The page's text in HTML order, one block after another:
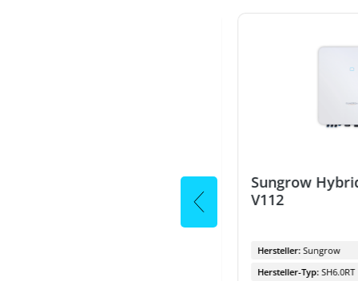
Sungrow
V112
Hersteller: Sungrow
Hersteller-Typ: SH6.0RT